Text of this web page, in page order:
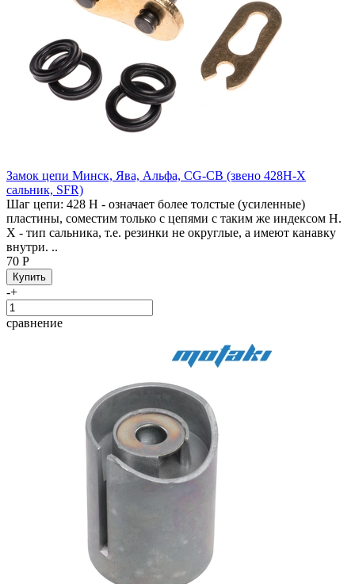
Замок цепи Минск, Ява, Альфа, CG-CB (звено 428H-X
сальник, SFR)
Шаг цепи: 428 H - означает более толстые (усиленные)
пластины, соместим только с цепями с таким же индексом H.
X - тип сальника, т.е. резинки не округлые, а имеют канавку
внутри. ..
70 Р
-+
сравнение